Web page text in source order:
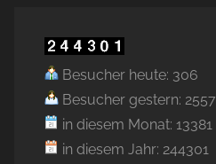
Besucher heute: 306
Besucher gestern: 2557
in diesem Monat: 13381
in diesem Jahr: 244301